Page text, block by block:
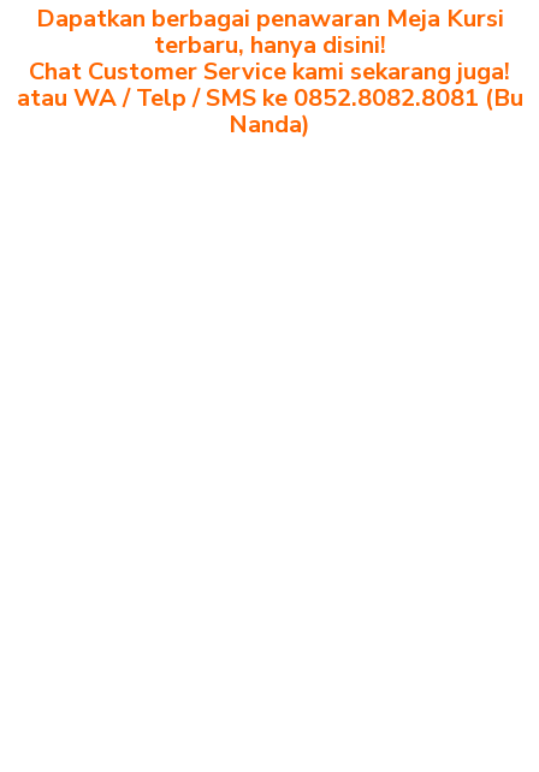
Dapatkan berbagai penawaran Meja Kursi
terbaru, hanya disini!
Chat Customer Service kami sekarang juga!
atau WA / Telp / SMS ke 0852.8082.8081 (Bu
Nanda)